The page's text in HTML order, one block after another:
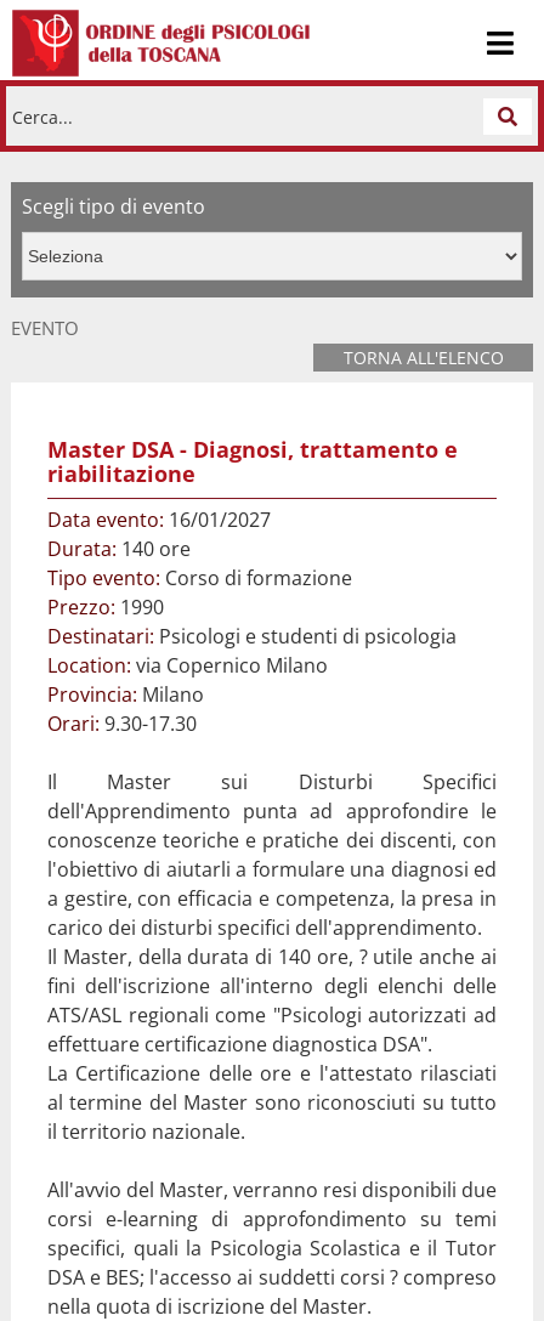
Cerca...
Scegli tipo di evento
EVENTO
TORNA ALL'ELENCO
Master DSA - Diagnosi, trattamento e
riabilitazione
Data evento: 16/01/2027
Durata: 140 ore
Tipo evento: Corso di formazione
Prezzo: 1990
Destinatari: Psicologi e studenti di psicologia
Location: via Copernico Milano
Provincia: Milano
Orari: 9.30-17.30
Il Master sui Disturbi Specifici
dell'Apprendimento punta ad approfondire le
conoscenze teoriche e pratiche dei discenti, con
l'obiettivo di aiutarli a formulare una diagnosi ed
a gestire, con efficacia e competenza, la presa in
carico dei disturbi specifici dell'apprendimento.
Il Master, della durata di 140 ore, ? utile anche ai
fini dell'iscrizione all'interno degli elenchi delle
ATS/ASL regionali come "Psicologi autorizzati ad
effettuare certificazione diagnostica DSA".
La Certificazione delle ore e l'attestato rilasciati
al termine del Master sono riconosciuti su tutto
il territorio nazionale.
All'avvio del Master, verranno resi disponibili due
corsi e-learning di approfondimento su temi
specifici, quali la Psicologia Scolastica e il Tutor
DSA e BES; l'accesso ai suddetti corsi ? compreso
nella quota di iscrizione del Master.